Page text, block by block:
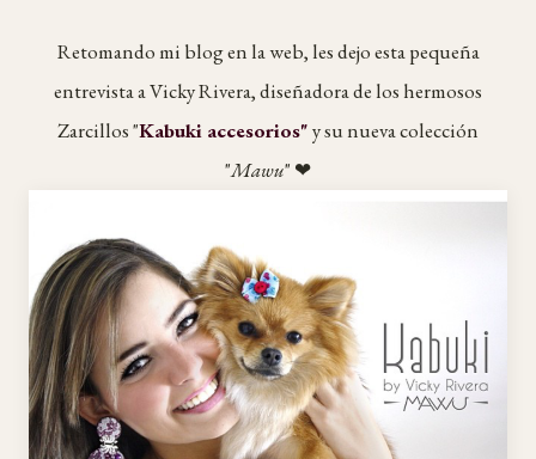
Retomando mi blog en la web, les dejo esta pequeña
entrevista a Vicky Rivera, diseñadora de los hermosos
Zarcillos "Kabuki accesorios"y su nueva colección
"Mawu" ❤